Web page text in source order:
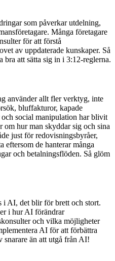
som påverkar utdelning,
Många företagare
för att förstå
av uppdaterade kunskaper. Så
bra att sätta sig in i 3:12-reglerna.
använder allt fler verktyg, inte
bluffakturor, kapade
social manipulation har blivit
om hur man skyddar sig och sina
just för redovisningsbyråer,
eftersom de hanterar många
och betalningsflöden. Så glöm
i AI, det blir för brett och stort.
i hur AI förändrar
och vilka möjligheter
AI för att förbättra
snarare än att utgå från AI!